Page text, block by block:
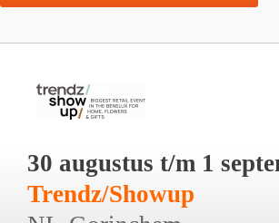
30 augustus t/m 1
Trendz/Showup